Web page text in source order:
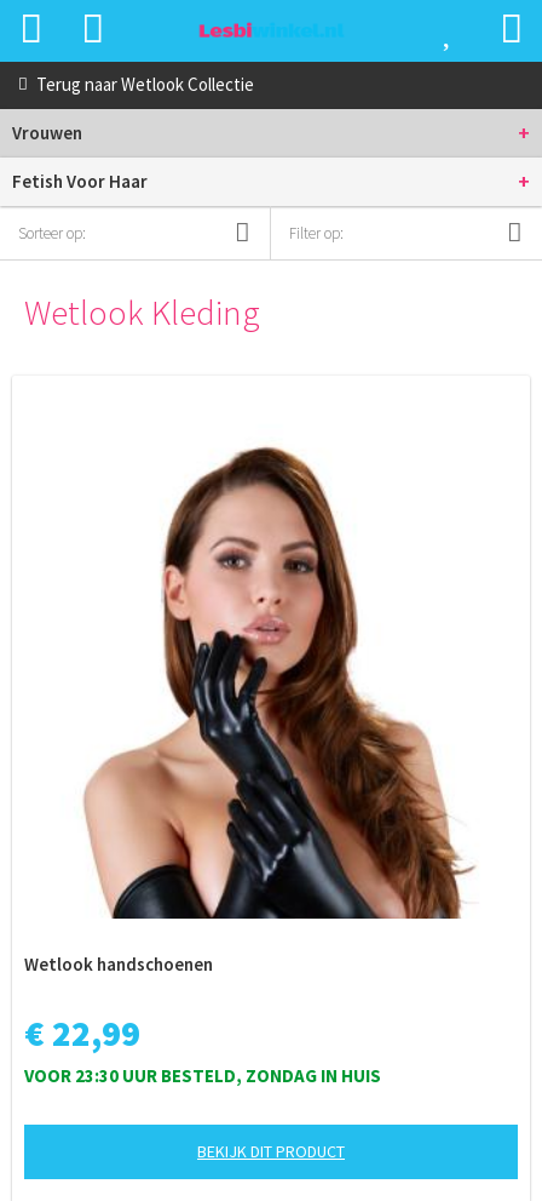
Terug naarWetlook Collectie
Vrouwen +
Fetish Voor Haar +
Sorteer op: Filter op:
Wetlook Kleding
Wetlook handschoenen
€ 22,99
VOOR 23:30 UUR BESTELD, ZONDAG IN HUIS
BEKIJK DIT PRODUCT